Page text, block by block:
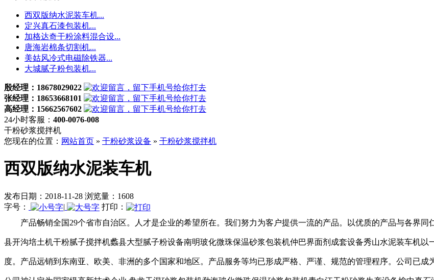
西双版纳水泥装车机...
定兴真石漆包装机...
加格达奇干粉涂料混合设...
唐海岩棉条切割机...
美姑风冷式电磁除铁器...
大城腻子粉包装机...
殷经理：18678029022
张经理：18653668101
高经理：15662567602
24小时客服： 400-0076-008
干粉砂浆搅拌机
您现在的位置： 网站首页 » 干粉砂浆设备 » 干粉砂浆搅拌机
西双版纳水泥装车机
发布日期：2018-11-28 浏览量：1608
字号：
|
打印：
产品畅销全国29个省市自治区。人才是企业的希望所在。我们努力为客户提供一流的产品。以优质的产品与各界
县开沟培土机干粉腻子搅拌机蠡县大型腻子粉设备南明玻化微珠保温砂浆包装机仲巴界面剂成套设备秀山水泥装车机
度。产品远销到东南亚、欧美、非洲的多个国家和地区。产品服务等均已形成严格、严谨、规范的管理程序。公司已